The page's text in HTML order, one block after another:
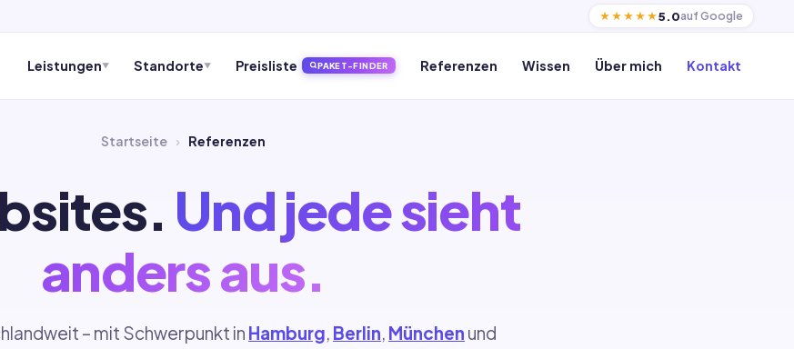
★★★★★5.0auf Google
Leistungen ▼ Standorte ▼ Preisliste PAKET-FINDER Referenzen Wissen Über mich Kontakt
Startseite › Referenzen
Und jede sieht
anders aus.
– mit Schwerpunkt in Hamburg, Berlin, München und